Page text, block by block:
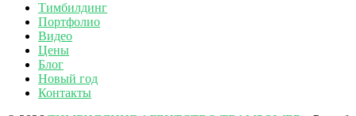
Тимбилдинг
Портфолио
Видео
Цены
Блог
Новый год
Контакты